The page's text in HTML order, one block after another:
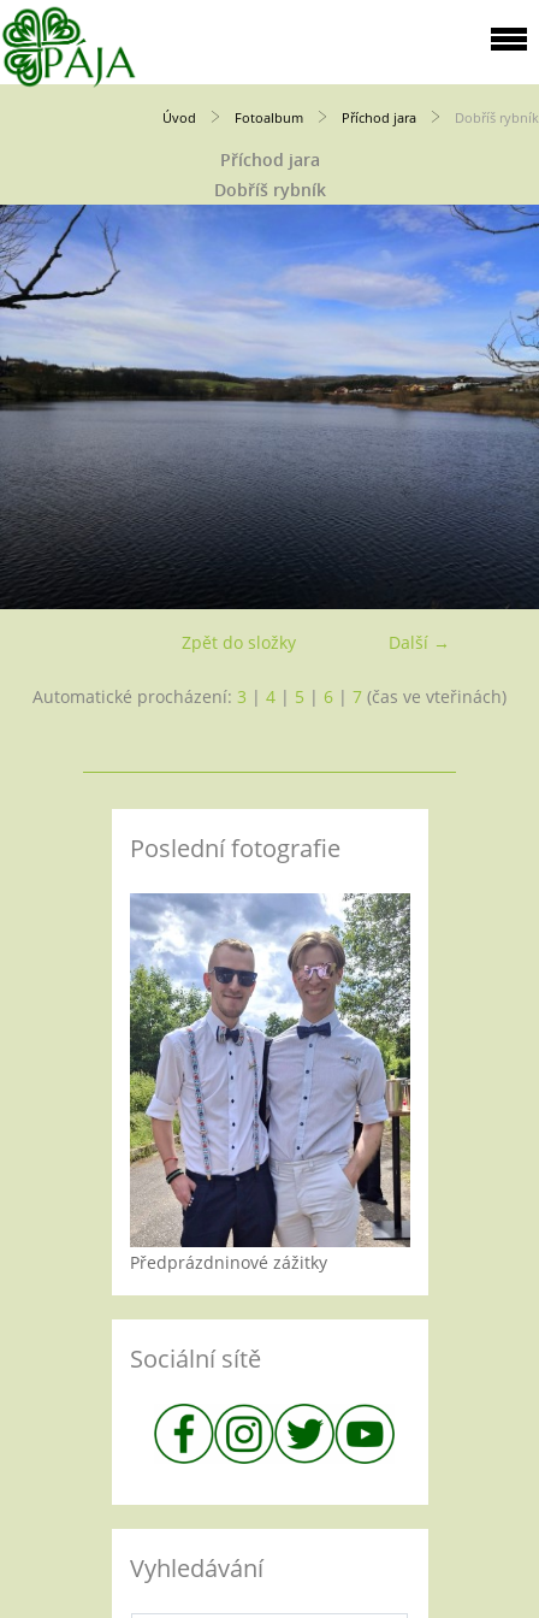
Úvod Fotoalbum Příchod jara Dobříš rybník
Příchod jara
Dobříš rybník
Další →
Zpět do složky
Automatické procházení: 3 | 4 | 5 | 6 | 7 (čas ve vteřinách)
Poslední fotografie
Předprázdninové zážitky
Sociální sítě
Vyhledávání